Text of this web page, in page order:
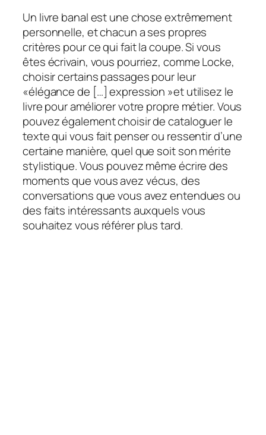
Un livre banal est une chose extrêmement
personnelle, et chacun a ses propres
critères pour ce qui fait la coupe. Si vous
êtes écrivain, vous pourriez, comme Locke,
choisir certains passages pour leur
«élégance de […] expression »et utilisez le
livre pour améliorer votre propre métier. Vous
pouvez également choisir de cataloguer le
texte qui vous fait penser ou ressentir d’une
certaine manière, quel que soit son mérite
stylistique. Vous pouvez même écrire des
moments que vous avez vécus, des
conversations que vous avez entendues ou
des faits intéressants auxquels vous
souhaitez vous référer plus tard.